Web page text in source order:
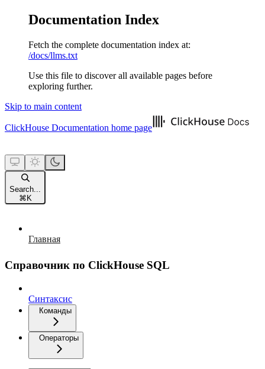
Documentation Index
Fetch the complete documentation index at:
/docs/llms.txt
Use this file to discover all available pages before
exploring further.
Skip to main content
ClickHouse Documentation home page
Search...
⌘ K
Главная
Справочник по ClickHouse SQL
Синтаксис
Команды
Операторы